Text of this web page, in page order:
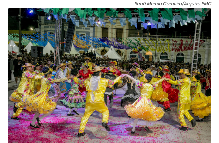
Renê Marcio Carneiro/Arquivo PMC